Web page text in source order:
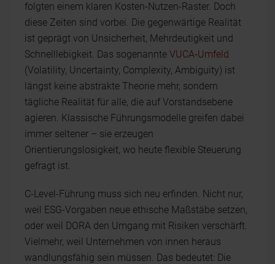
folgten einem klaren Kosten-Nutzen-Raster. Doch
diese Zeiten sind vorbei. Die gegenwärtige Realität
ist geprägt von Unsicherheit, Mehrdeutigkeit und
Schnelllebigkeit. Das sogenannte VUCA-Umfeld
(Volatility, Uncertainty, Complexity, Ambiguity) ist
längst keine abstrakte Theorie mehr, sondern
tägliche Realität für alle, die auf Vorstandsebene
agieren. Klassische Führungsmodelle greifen dabei
immer seltener – sie erzeugen
Orientierungslosigkeit, wo heute flexible Steuerung
gefragt ist.
C-Level-Führung muss sich neu erfinden. Nicht nur,
weil ESG-Vorgaben neue ethische Maßstäbe setzen,
oder weil DORA den Umgang mit Risiken verschärft.
Vielmehr, weil Unternehmen von innen heraus
wandlungsfähig sein müssen. Das bedeutet: Die